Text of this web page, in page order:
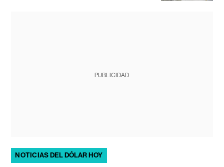
PUBLICIDAD
NOTICIAS DEL DÓLAR HOY